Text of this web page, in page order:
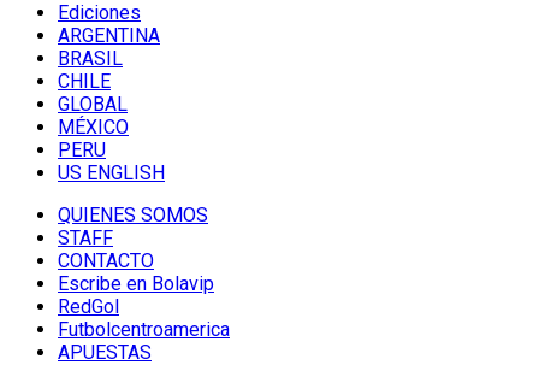
Ediciones
ARGENTINA
BRASIL
CHILE
GLOBAL
MÉXICO
PERU
US ENGLISH
QUIENES SOMOS
STAFF
CONTACTO
Escribe en Bolavip
RedGol
Futbolcentroamerica
APUESTAS